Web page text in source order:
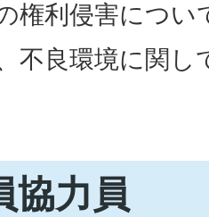
権利侵害につ
不良環境に関し
協力員